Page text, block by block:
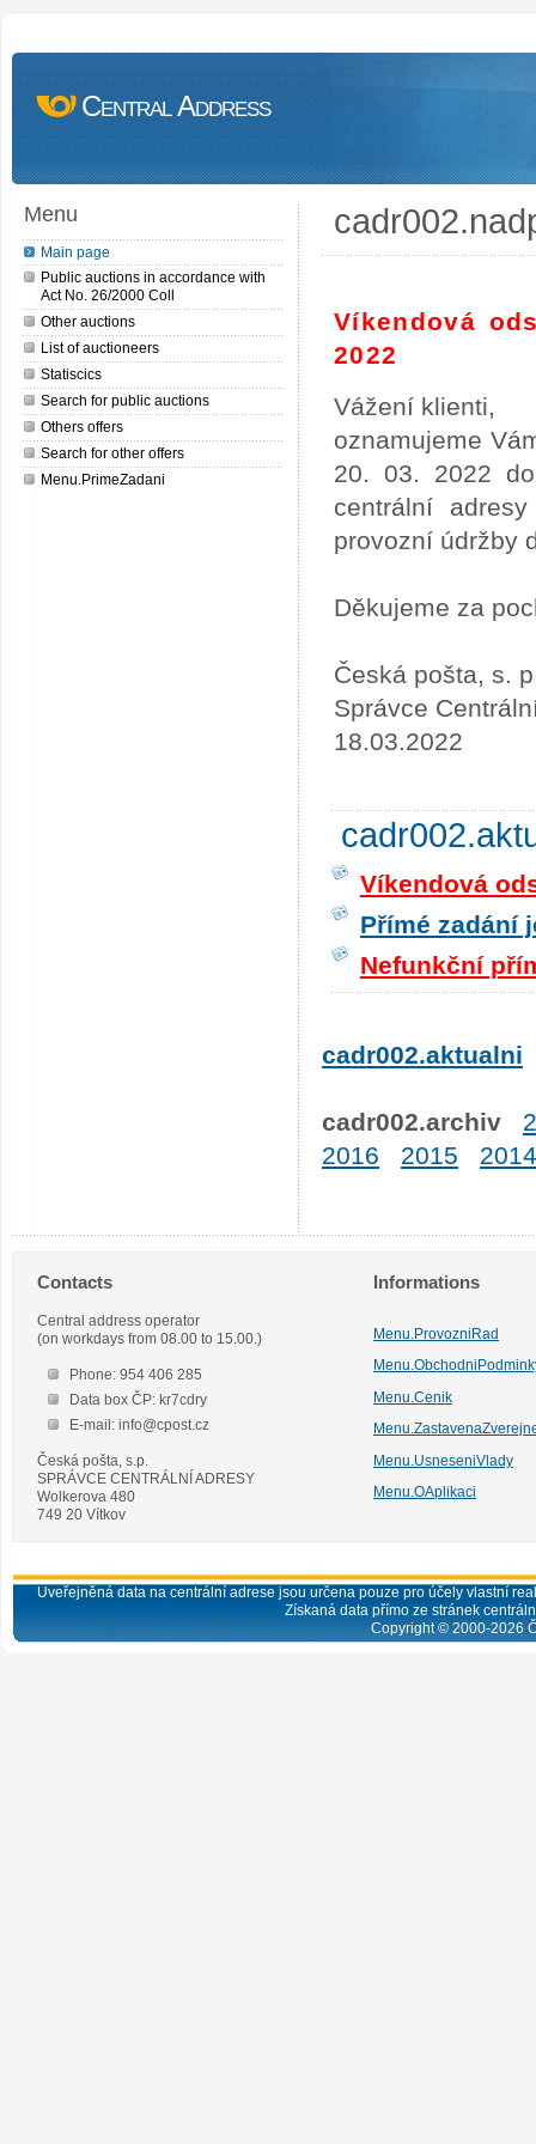
Central Address
Menu
Main page
Public auctions in accordance with
Act No. 26/2000 Coll
Other auctions
List of auctioneers
Statiscics
Search for public auctions
Others offers
Search for other offers
Menu.PrimeZadani
Víkendová
2022
Vážení klienti,
oznamujeme
20. 03. 2022
centrální
provozní údržby
Děkujeme za
Česká pošta, s.
Správce
18.03.2022
Víkendová
Přímé zadání
Nefunkční
cadr002.aktualni
cadr002.archiv
2016
2015 2014
Contacts
Central address operator
(on workdays from 08.00 to 15.00.)
Phone: 954 406 285
Data box ČP: kr7cdry
E-mail: info@cpost.cz
Česká pošta, s.p.
SPRÁVCE CENTRÁLNÍ ADRESY
Wolkerova 480
749 20 Vítkov
Informations
Menu.ProvozniRad
Menu.Cenik
Menu.UsneseniVlady
Menu.OAplikaci
Uveřejněná data na centrální adrese jsou určena pouze pro účely vlastní
Získaná data přímo ze stránek
Copyright © 2000-2026